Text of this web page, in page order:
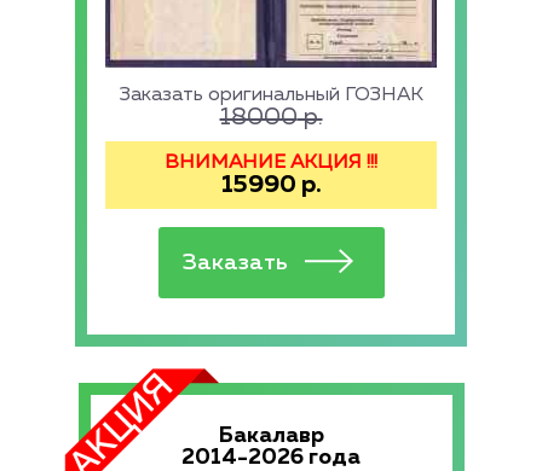
Заказать оригинальный ГОЗНАК
18000р.
ВНИМАНИЕ АКЦИЯ !!!
15990 р.
Бакалавр
2014-2026 года